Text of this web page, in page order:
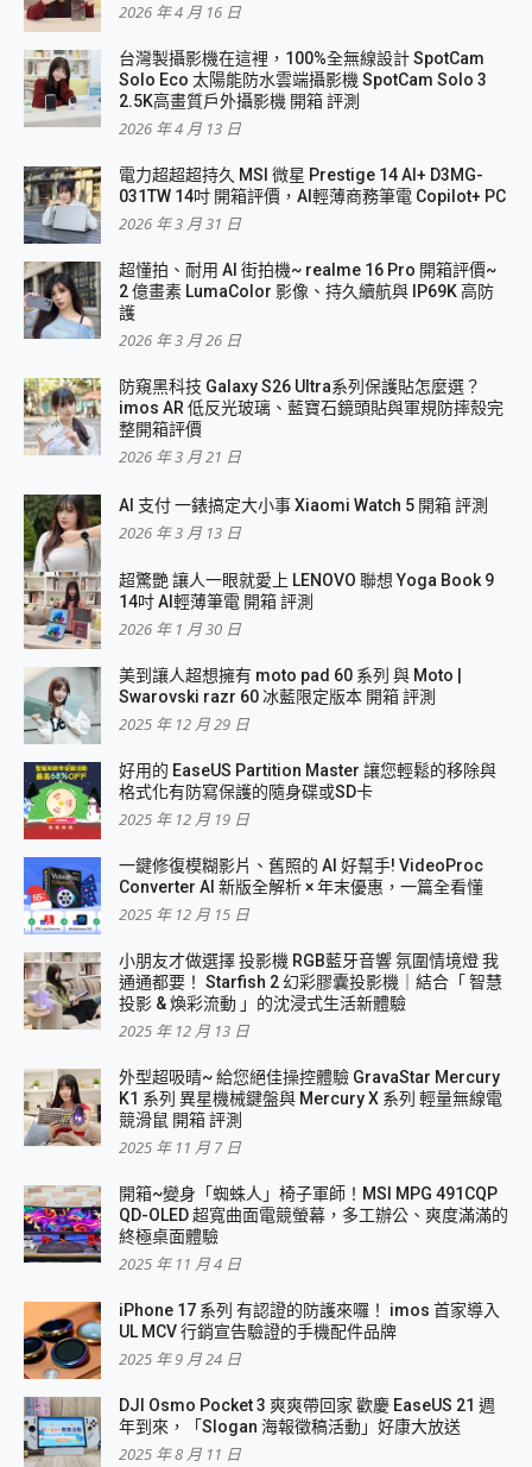
2026 年 4 月 16 日
台灣製攝影機在這裡，100%全無線設計 SpotCam
Solo Eco 太陽能防水雲端攝影機 SpotCam Solo 3
2.5K高畫質戶外攝影機 開箱 評測
2026 年 4 月 13 日
電力超超超持久 MSI 微星 Prestige 14 AI+ D3MG-
031TW 14吋 開箱評價，AI輕薄商務筆電 Copilot+ PC
2026 年 3 月 31 日
超懂拍、耐用 AI 街拍機~ realme 16 Pro 開箱評價~
2 億畫素 LumaColor 影像、持久續航與 IP69K 高防
護
2026 年 3 月 26 日
防窺黑科技 Galaxy S26 Ultra系列保護貼怎麼選？
imos AR 低反光玻璃、藍寶石鏡頭貼與軍規防摔殼完
整開箱評價
2026 年 3 月 21 日
AI 支付 一錶搞定大小事 Xiaomi Watch 5 開箱 評測
2026 年 3 月 13 日
超驚艷 讓人一眼就愛上 LENOVO 聯想 Yoga Book 9
14吋 AI輕薄筆電 開箱 評測
2026 年 1 月 30 日
美到讓人超想擁有 moto pad 60 系列 與 Moto |
Swarovski razr 60 冰藍限定版本 開箱 評測
2025 年 12 月 29 日
好用的 EaseUS Partition Master 讓您輕鬆的移除與
格式化有防寫保護的隨身碟或SD卡
2025 年 12 月 19 日
一鍵修復模糊影片、舊照的 AI 好幫手! VideoProc
Converter AI 新版全解析 × 年末優惠，一篇全看懂
2025 年 12 月 15 日
小朋友才做選擇 投影機 RGB藍牙音響 氛圍情境燈 我
通通都要！ Starfish 2 幻彩膠囊投影機｜結合「 智慧
投影 & 煥彩流動 」的沈浸式生活新體驗
2025 年 12 月 13 日
外型超吸晴~ 給您絕佳操控體驗 GravaStar Mercury
K1 系列 異星機械鍵盤與 Mercury X 系列 輕量無線電
競滑鼠 開箱 評測
2025 年 11 月 7 日
開箱~變身「蜘蛛人」椅子軍師！MSI MPG 491CQP
QD-OLED 超寬曲面電競螢幕，多工辦公、爽度滿滿的
終極桌面體驗
2025 年 11 月 4 日
iPhone 17 系列 有認證的防護來囉！ imos 首家導入
UL MCV 行銷宣告驗證的手機配件品牌
2025 年 9 月 24 日
DJI Osmo Pocket 3 爽爽帶回家 歡慶 EaseUS 21 週
年到來，「Slogan 海報徵稿活動」好康大放送
2025 年 8 月 11 日